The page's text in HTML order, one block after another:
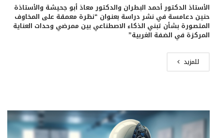
الأستاذ الدكتور أحمد البطران والدكتور معاذ أبو جحيشة والأستاذة
حنين دعامسة في نشر دراسة بعنوان “نظرة معمقة على المخاوف
المتصورة بشأن تبني الذكاء الاصطناعي بين ممرضي وحدات العناية
المركزة في الضفة الغربية”
للمزيد